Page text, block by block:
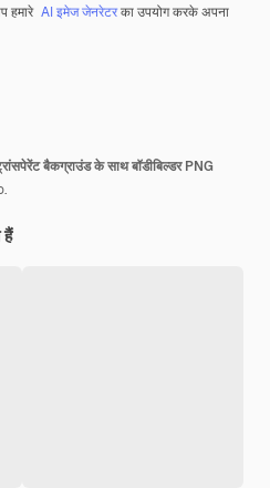
हमारे AI इमेज जेनरेटरका उपयोग करके अपना
बैकग्राउंड के साथ बॉडीबिल्डर PNG